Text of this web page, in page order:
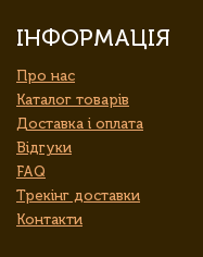
ІНФОРМАЦІЯ
Про нас
Каталог товарів
Доставка і оплата
Відгуки
FAQ
Трекінг доставки
Контакти